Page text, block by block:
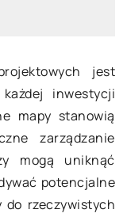
jest
inwestycji
mapy stanowią
zarządzanie
mogą uniknąć
potencjalne
do rzeczywistych